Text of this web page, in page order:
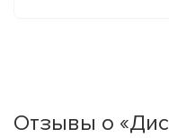
Отзывы о